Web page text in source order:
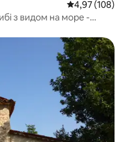
Середня
4,97 (108)
з видом на море -